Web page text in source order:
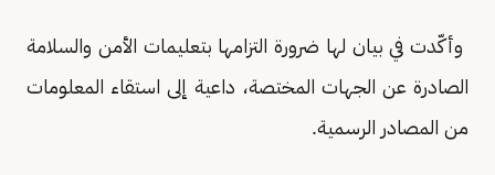
وأكّدت في بيان لها ضرورة التزامها بتعليمات الأمن والسلامة
الصادرة عن الجهات المختصة، داعية إلى استقاء المعلومات
من المصادر الرسمية.